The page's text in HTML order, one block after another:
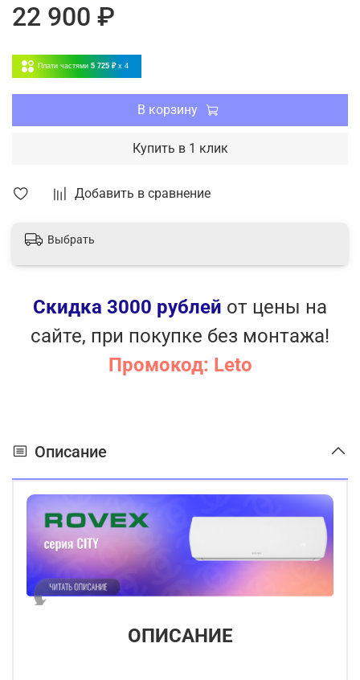
Добавить в сравнение
22 900 ₽
Плати частями 5 725 ₽ x 4
В корзину
Купить в 1 клик
Выбрать
Скидка 3000 рублей от цены на
сайте, при покупке без монтажа!
Промокод: Leto
Описание
ОПИСАНИЕ